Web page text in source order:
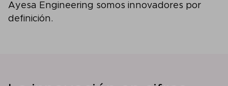
Ayesa Engineering somos innovadores por
definición.